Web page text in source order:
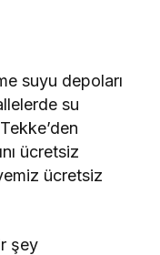
suyu depoları
su
ücretsiz
ücretsiz
şey